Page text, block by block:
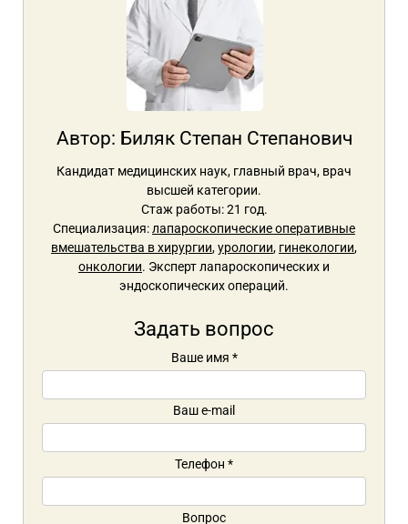
Автор: Биляк Степан Степанович
Кандидат медицинских наук, главный врач, врач
высшей категории.
Стаж работы: 21 год.
Специализация:лапароскопические оперативные
вмешательства в хирургии,урологии, гинекологии,
онкологии. Эксперт лапароскопических и
эндоскопических операций.
Задать вопрос
Ваше имя *
Ваш e-mail
Телефон *
Вопрос